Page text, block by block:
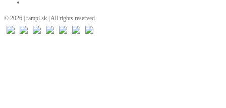
© 2026 | rampi.sk | All rights reserved.